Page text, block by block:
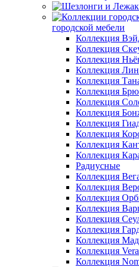
городской мебели
Коллекция
Коллекция
Коллекция
Коллекция
Коллекция
Коллекция
Коллекция
Коллекция
Коллекция
Коллекция
Коллекция
Коллекция
Радиусные
Коллекция
Коллекция
Коллекция
Коллекция
Коллекция
Коллекция
Коллекция
Коллекция
Коллекция